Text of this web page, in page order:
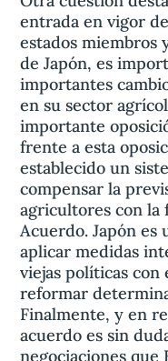
entrada en vigor
estados miembros
de Japón, es
importantes
en su sector
importante
frente a esta
establecido un
compensar la
agricultores con la
Acuerdo. Japón es
aplicar medidas
viejas políticas
reformar
Finalmente, y en
acuerdo es sin
negociaciones que